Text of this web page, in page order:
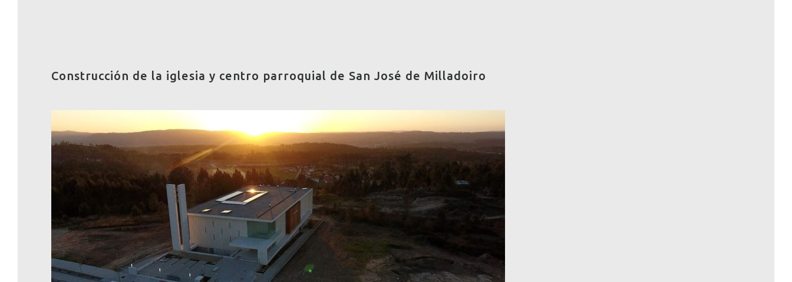
Construcción de la iglesia y centro parroquial de San José de Milladoiro